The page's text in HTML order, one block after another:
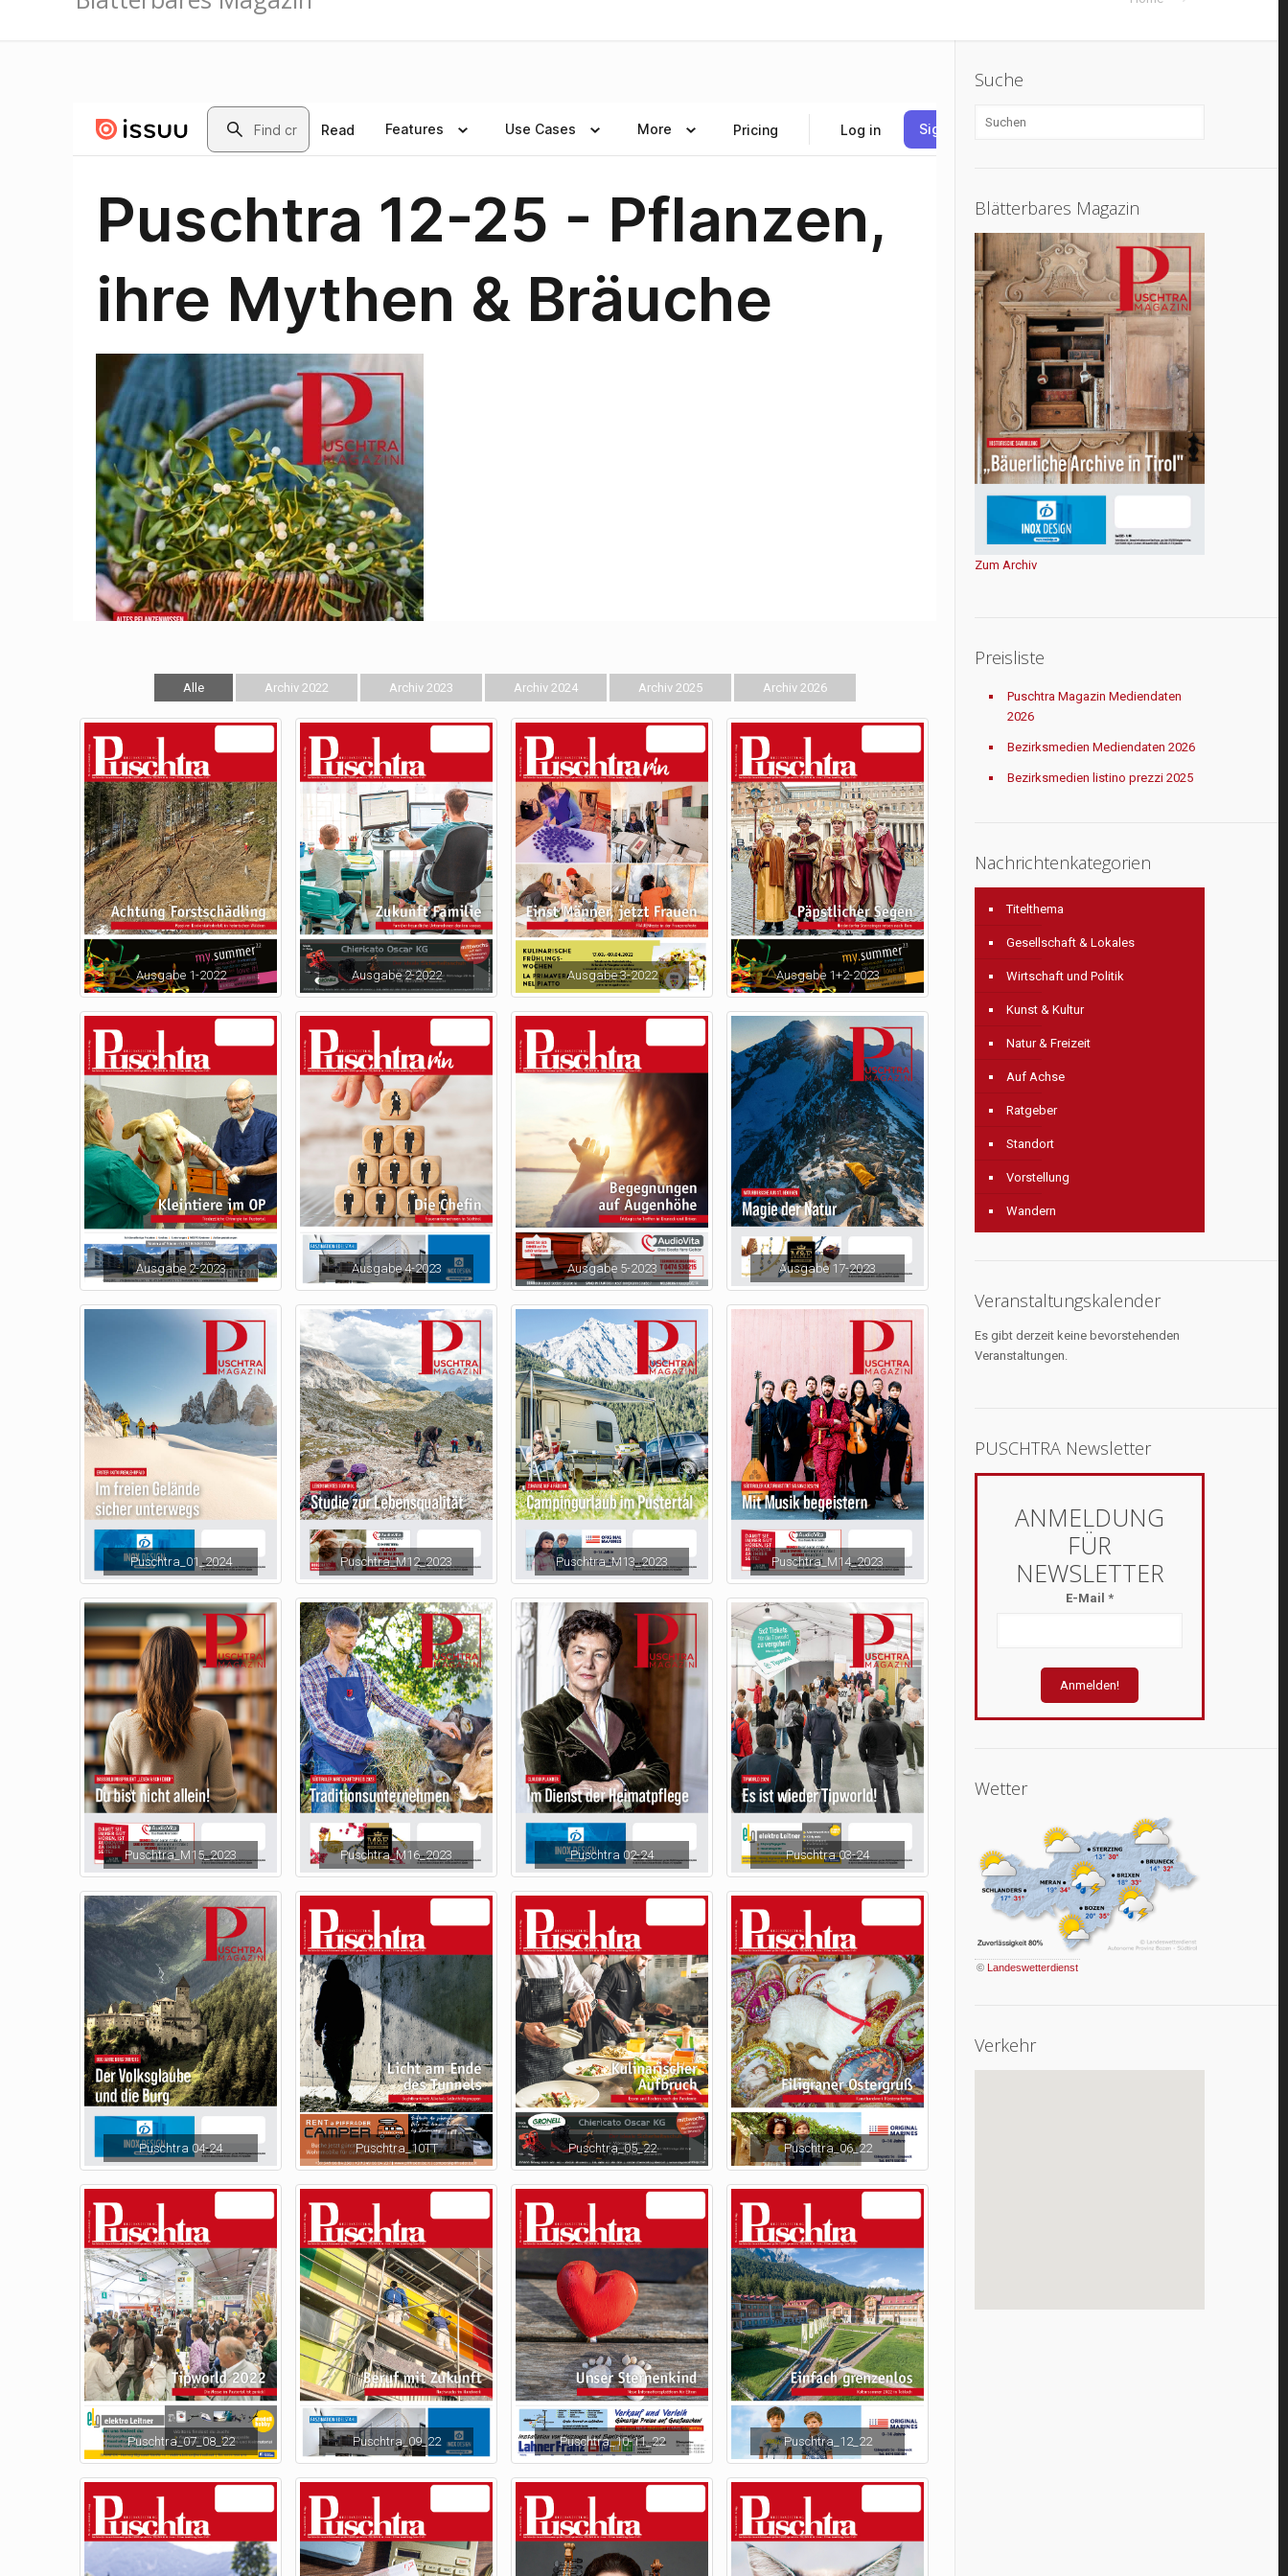
Alle Archiv 2022 Archiv 2023 Archiv 2024 Archiv 2025 Archiv 2026
Ausgabe 1-2022 Ausgabe 2-2022 Ausgabe 3-2022 Ausgabe 1+2-2023
Ausgabe 2-2023 Ausgabe 4-2023 Ausgabe 5-2023 Ausgabe 17-2023
Puschtra_01_2024 Puschtra_M12_2023 Puschtra_M13_2023 Puschtra_M14_2023
Puschtra_M15_2023 Puschtra_M16_2023 Puschtra 02-24 Puschtra 03-24
Puschtra 04-24 Puschtra_10TT Puschtra_05_22 Puschtra_06_22
Puschtra_07_08_22 Puschtra_09_22 Puschtra_10-11_22 Puschtra_12_22
Suche
Blätterbares Magazin
Zum Archiv
Preisliste
Puschtra Magazin Mediendaten
2026
Bezirksmedien Mediendaten 2026
Bezirksmedien listino prezzi 2025
Nachrichtenkategorien
Titelthema
Gesellschaft & Lokales
Wirtschaft und Politik
Kunst & Kultur
Natur & Freizeit
Auf Achse
Ratgeber
Standort
Vorstellung
Wandern
Veranstaltungskalender
Es gibt derzeit keine bevorstehenden
Veranstaltungen.
PUSCHTRA Newsletter
E-Mail*
Wetter
© Landeswetterdienst
Verkehr